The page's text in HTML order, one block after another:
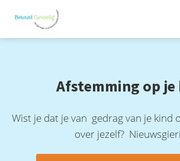
Afstemming op je
Wist je dat je van gedrag van je kind
over jezelf?